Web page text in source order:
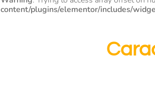
content/plugins/elementor/includes/